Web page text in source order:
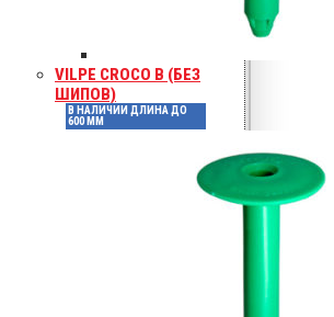
VILPE CROCO B (БЕЗ
ШИПОВ)
В НАЛИЧИИ ДЛИНА ДО
600 ММ
C4 (с анодированием)